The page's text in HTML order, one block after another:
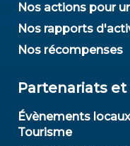
Nos actions pour
Nos rapports
Nos récompenses
Partenariats
Évènements
Tourisme